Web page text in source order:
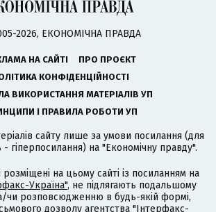
2026, ЕКОНОМІЧНА ПРАВДА
НА САЙТІ
ПРО ПРОЄКТ
КОНФІДЕНЦІЙНОСТІ
ВИКОРИСТАННЯ МАТЕРІАЛІВ УП
І ПРАВИЛА РОБОТИ УП
сайту лише за умови посилання (для
гіперпосилання) на "Економічну правду".
розміщені на цьому сайті із посиланням на
Україна", не підлягають подальшому
чи розповсюдженню в будь-якій формі,
дозволу агентства "Інтерфакс-